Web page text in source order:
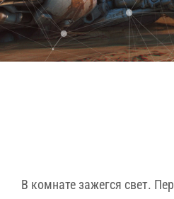
В комнате зажегся свет.